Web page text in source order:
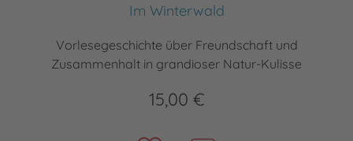
Im Winterwald
Vorlesegeschichte über Freundschaft und
Zusammenhalt in grandioser Natur-Kulisse
15,00 €